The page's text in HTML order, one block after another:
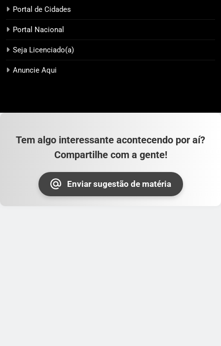
Portal de Cidades
Portal Nacional
Seja Licenciado(a)
Anuncie Aqui
Tem algo interessante acontecendo por aí?
Compartilhe com a gente!
Enviar sugestão de matéria